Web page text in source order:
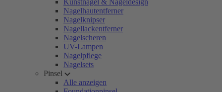
Kunstnägel & Nageldesign
Nagelhautentferner
Nagelknipser
Nagellackentferner
Nagelscheren
UV-Lampen
Nagelpflege
Nagelsets
Pinsel
Alle anzeigen